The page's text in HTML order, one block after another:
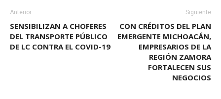
Anterior
SENSIBILIZAN A CHOFERES
DEL TRANSPORTE PÚBLICO
DE LC CONTRA EL COVID-19
Siguiente
CON CRÉDITOS DEL PLAN
EMERGENTE MICHOACÁN,
EMPRESARIOS DE LA
REGIÓN ZAMORA
FORTALECEN SUS
NEGOCIOS